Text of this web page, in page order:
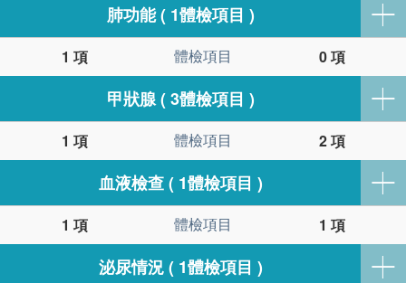
肺功能 ( 1體檢項目 )
體檢項目
甲狀腺 ( 3體檢項目 )
體檢項目
血液檢查 ( 1體檢項目 )
體檢項目
泌尿情況 ( 1體檢項目 )
1 項 0 項
1 項 2 項
1 項 1 項